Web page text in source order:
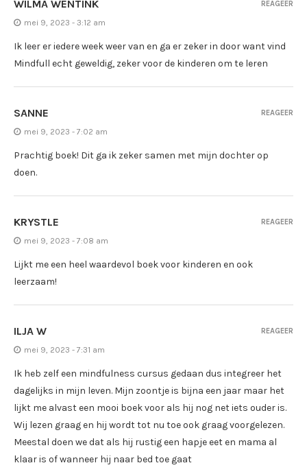
WILMA WENTINK
mei 9, 2023 - 3:12 am
Ik leer er iedere week weer van en ga er zeker in door want vind
Mindfull echt geweldig, zeker voor de kinderen om te leren
REAGEER
SANNE
mei 9, 2023 - 7:02 am
Prachtig boek! Dit ga ik zeker samen met mijn dochter op
doen.
REAGEER
KRYSTLE
mei 9, 2023 - 7:08 am
Lijkt me een heel waardevol boek voor kinderen en ook
leerzaam!
REAGEER
ILJA W
mei 9, 2023 - 7:31 am
Ik heb zelf een mindfulness cursus gedaan dus integreer het
dagelijks in mijn leven. Mijn zoontje is bijna een jaar maar het
lijkt me alvast een mooi boek voor als hij nog net iets ouder is.
Wij lezen graag en hij wordt tot nu toe ook graag voorgelezen.
Meestal doen we dat als hij rustig een hapje eet en mama al
klaar is of wanneer hij naar bed toe gaat
REAGEER